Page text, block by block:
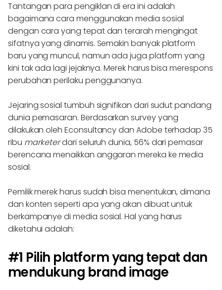
Tantangan para pengiklan di era ini adalah
bagaimana cara menggunakan media sosial
dengan cara yang tepat dan terarah mengingat
sifatnya yang dinamis. Semakin banyak platform
baru yang muncul, namun ada juga platform yang
kini tak ada lagi jejaknya. Merek harus bisa merespons
perubahan perilaku penggunanya.
Jejaring sosial tumbuh signifikan dari sudut pandang
dunia pemasaran. Berdasarkan survey yang
dilakukan oleh Econsultancy dan Adobe terhadap 35
ribu marketerdari seluruh dunia, 56% dari pemasar
berencana menaikkan anggaran mereka ke media
sosial.
Pemilik merek harus sudah bisa menentukan, dimana
dan konten seperti apa yang akan dibuat untuk
berkampanye di media sosial. Hal yang harus
diketahui adalah:
#1 Pilih platform yang tepat dan
mendukung brand image